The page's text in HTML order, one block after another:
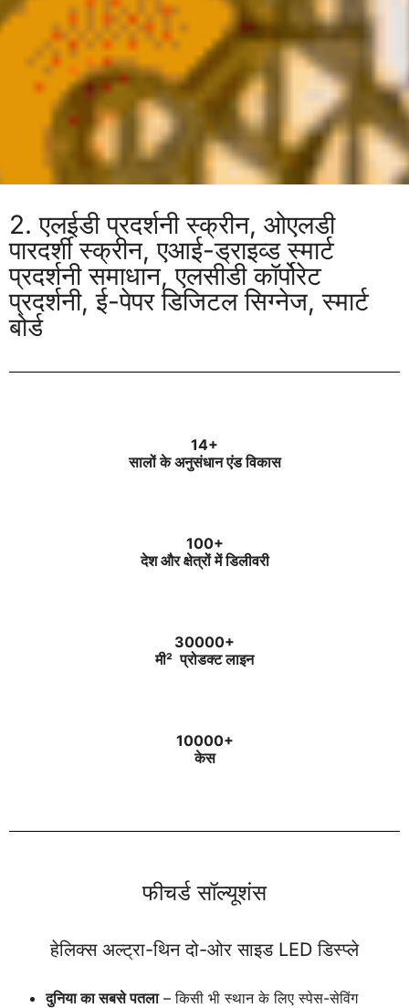
2. एलईडी प्रदर्शनी स्क्रीन, ओएलडी
पारदर्शी स्क्रीन, एआई-ड्राइव्ड स्मार्ट
प्रदर्शनी समाधान, एलसीडी कॉर्पोरेट
प्रदर्शनी, ई-पेपर डिजिटल सिग्नेज, स्मार्ट
बोर्ड
14+
सालों के अनुसंधान एंड विकास
100+
देश और क्षेत्रों में डिलीवरी
30000+
मी²प्रोडक्ट लाइन
10000+
केस
फीचर्ड सॉल्यूशंस
हेलिक्स अल्ट्रा-थिन दो-ओर साइड LED डिस्प्ले
दुनिया का सबसे पतला– किसी भी स्थान के लिए स्पेस-सेविंग